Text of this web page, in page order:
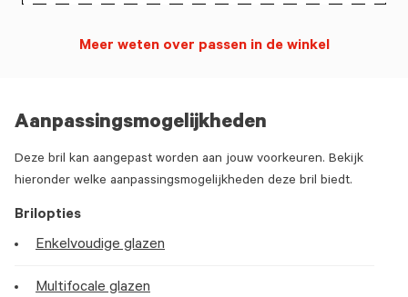
Aanpassingsmogelijkheden
Deze bril kan aangepast worden aan jouw voorkeuren. Bekijk
hieronder welke aanpassingsmogelijkheden deze bril biedt.
Brilopties
Enkelvoudige glazen
Multifocale glazen
Meer weten over passen in de winkel